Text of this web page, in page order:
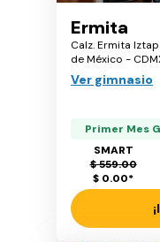
Ermita
Calz. Ermita
de México -
Ver gimnasio
Primer Mes
SMART
$ 559.00
$ 0.00*